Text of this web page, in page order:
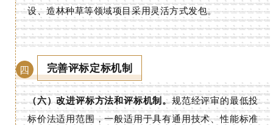
设、造林种草等领域项目采用灵活方式发包。
四 完善评标定标机制
（六）改进评标方法和评标机制。规范经评审的最低投
标价法适用范围，一般适用于具有通用技术、性能标准